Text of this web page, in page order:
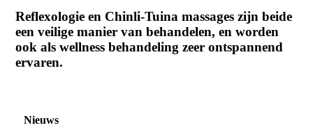
Reflexologie en Chinli-Tuina massages zijn beide
een veilige manier van behandelen, en worden
ook als wellness behandeling zeer ontspannend
ervaren.
Nieuws